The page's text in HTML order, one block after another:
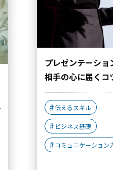
プレゼンテーショ
相手の心に届くコ
伝えるスキル
ビジネス基礎
コミュニケーション